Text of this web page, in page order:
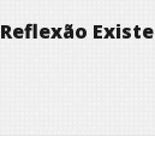
Reflexão